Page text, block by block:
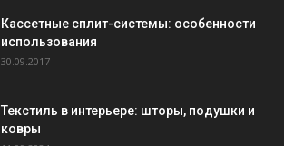
Кассетные сплит-системы: особенности
использования
30.09.2017
Текстиль в интерьере: шторы, подушки и
ковры